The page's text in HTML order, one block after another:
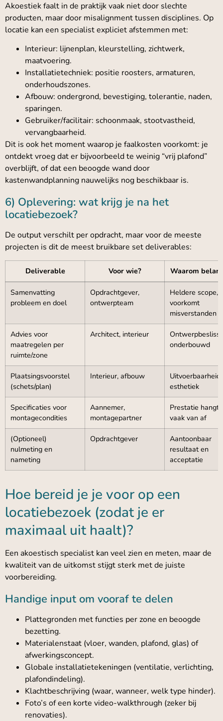
Akoestiek faalt in de praktijk vaak niet door slechte
producten, maar door misalignment tussen disciplines. Op
locatie kan een specialist expliciet afstemmen met:
Interieur: lijnenplan, kleurstelling, zichtwerk,
maatvoering.
Installatietechniek: positie roosters, armaturen,
onderhoudszones.
Afbouw: ondergrond, bevestiging, tolerantie, naden,
sparingen.
Gebruiker/facilitair: schoonmaak, stootvastheid,
vervangbaarheid.
Dit is ook het moment waarop je faalkosten voorkomt: je
ontdekt vroeg dat er bijvoorbeeld te weinig “vrij plafond”
overblijft, of dat een beoogde wand door
kastenwandplanning nauwelijks nog beschikbaar is.
6) Oplevering: wat krijg je na het
locatiebezoek?
De output verschilt per opdracht, maar voor de meeste
projecten is dit de meest bruikbare set deliverables:
Deliverable Voor wie? Waarom
Samenvatting
probleem en doel
Opdrachtgever,
ontwerpteam
Heldere scope,
voorkomt
misverstanden
Advies voor
maatregelen per
ruimte/zone
Architect, interieur
onderbouwd
Plaatsingsvoorstel
(schets/plan)
Interieur, afbouw
Uitvoerbaarheid
esthetiek
Specificaties voor
montagecondities
Aannemer,
montagepartner
Prestatie hangt
vaak van af
(Optioneel)
nulmeting en
nameting
Opdrachtgever
Aantoonbaar
resultaat en
acceptatie
Hoe bereid je je voor op een
locatiebezoek (zodat je er
maximaal uit haalt)?
Een akoestisch specialist kan veel zien en meten, maar de
kwaliteit van de uitkomst stijgt sterk met de juiste
voorbereiding.
Handige input om vooraf te delen
Plattegronden met functies per zone en beoogde
bezetting.
Materialenstaat (vloer, wanden, plafond, glas) of
afwerkingsconcept.
Globale installatietekeningen (ventilatie, verlichting,
plafondindeling).
Klachtbeschrijving (waar, wanneer, welk type hinder).
Foto’s of een korte video-walkthrough (zeker bij
renovaties).